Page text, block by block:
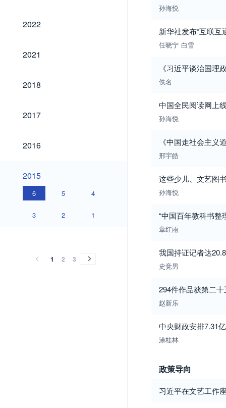
2022
2022
2021
2021
2018
2018
2017
2017
2016
2016
2015
2015
6 5 4
3 2 1
1 2 3
孙海悦
新华社发布“互联互
任晓宁 白雪
《习近平谈治国理
佚名
中国全民阅读网上
孙海悦
《中国走社会主义
邢宇皓
这些少儿、文艺图
孙海悦
“中国百年教科书整
章红雨
我国持证记者达
史竞男
294件作品获第二
赵新乐
中央财政安排7.31
涂桂林
政策导向
习近平在文艺工作